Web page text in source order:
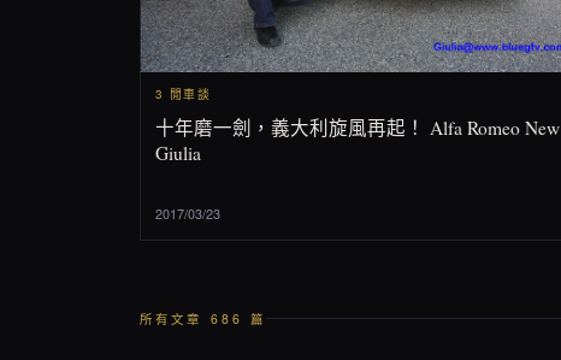
3 閒車談
十年磨一劍，義大利旋風再起！ Alfa Romeo New
Giulia
2017/03/23
所有文章 686 篇